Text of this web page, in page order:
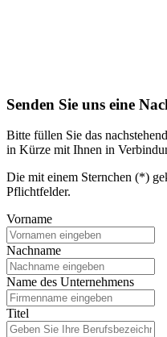
Senden Sie uns eine
Bitte füllen Sie das
in Kürze mit Ihnen in
Die mit einem Sternchen (*)
Pflichtfelder.
Vorname
Nachname
Name des Unternehmens
Titel